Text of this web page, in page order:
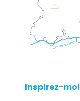
Inspirez-moi